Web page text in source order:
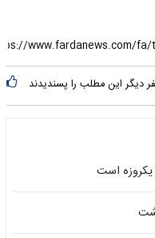
دیگر این مطلب را پسندیدند
یکروزه است